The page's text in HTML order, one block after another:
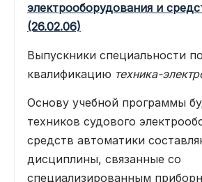
электрооборудования и
(26.02.06)
Выпускники специальности
квалификацию техника-
Основу учебной программы
техников судового
средств автоматики
дисциплины, связанные со
специализированным